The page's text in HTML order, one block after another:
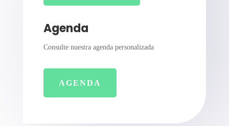
Agenda
Consulte nuestra agenda personalizada
AGENDA